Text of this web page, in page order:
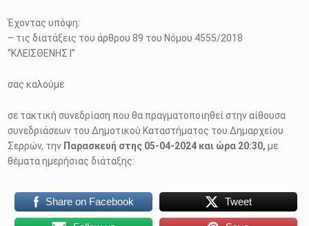
Έχοντας υπόψη:
– τις διατάξεις του άρθρου 89 του Νόμου 4555/2018
“ΚΛΕΙΣΘΕΝΗΣ Ι”
σας καλούμε
σε τακτική συνεδρίαση που θα πραγματοποιηθεί στην αίθουσα
συνεδριάσεων του Δημοτικού Καταστήματος του Δημαρχείου
Σερρών, την Παρασκευή στης 05-04-2024 και ώρα 20:30, με
θέματα ημερήσιας διάταξης:
Share on Facebook Tweet